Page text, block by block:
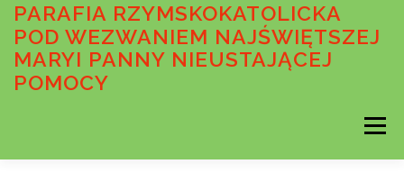
Przejdź
treści
PARAFIA RZYMSKOKATOLICKA
POD WEZWANIEM NAJŚWIĘTSZEJ
MARYI PANNY NIEUSTAJĄCEJ
POMOCY
Menu